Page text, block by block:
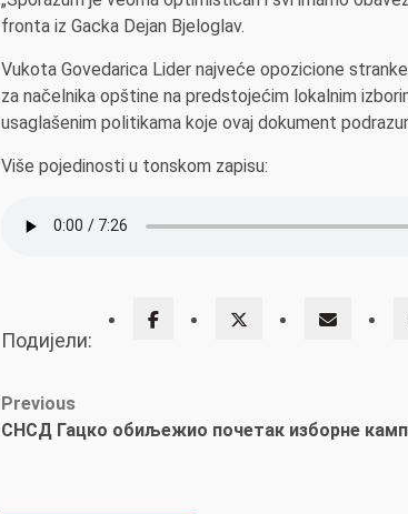
fronta iz Gacka Dejan Bjeloglav.
Vukota Govedarica Lider najveće opozicione
za načelnika opštine na predstojećim lokalnim
usaglašenim politikama koje ovaj dokument
Više pojedinosti u tonskom zapisu:
Подијели:
Post
Previous
СНСД Гацко обиљежио почетак изборне